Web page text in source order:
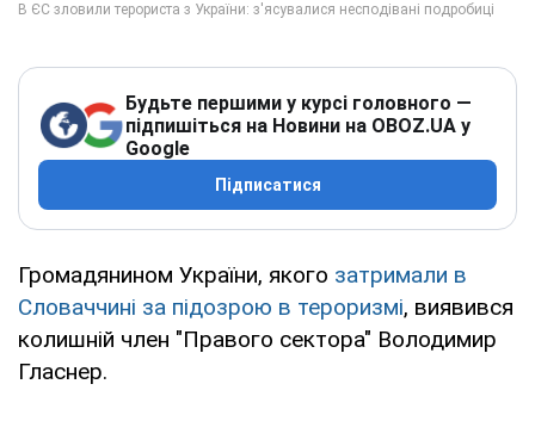
Будьте першими у курсі головного —
підпишіться на Новини на OBOZ.UA у
Google
Підписатися
Громадянином України, якого затримали в
Словаччині за підозрою в тероризмі, виявився
колишній член "Правого сектора" Володимир
Гласнер.